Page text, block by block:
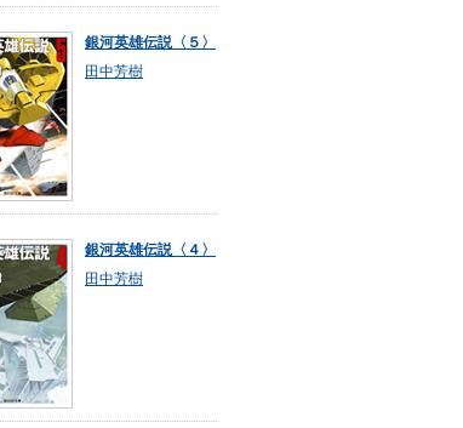
銀河英雄伝説〈５〉
田中芳樹
銀河英雄伝説〈４〉
田中芳樹